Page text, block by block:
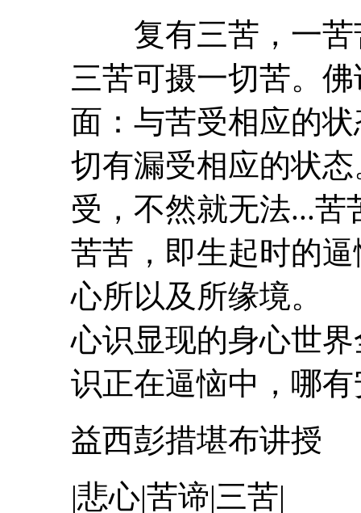
复有三苦 ，一
三苦可摄一切苦。
面：与苦受相应的
切有漏受相应的状
受，不然就无法...苦
苦苦，即生起时的逼
心所以及所缘境
心识显现的身心世
识正在逼恼中，哪
益西彭措堪布讲授
|悲心|苦谛|三苦|